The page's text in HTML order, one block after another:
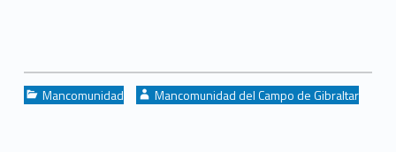
Categorized in:
Mancomunidad Written by:
Mancomunidad del Campo de Gibraltar